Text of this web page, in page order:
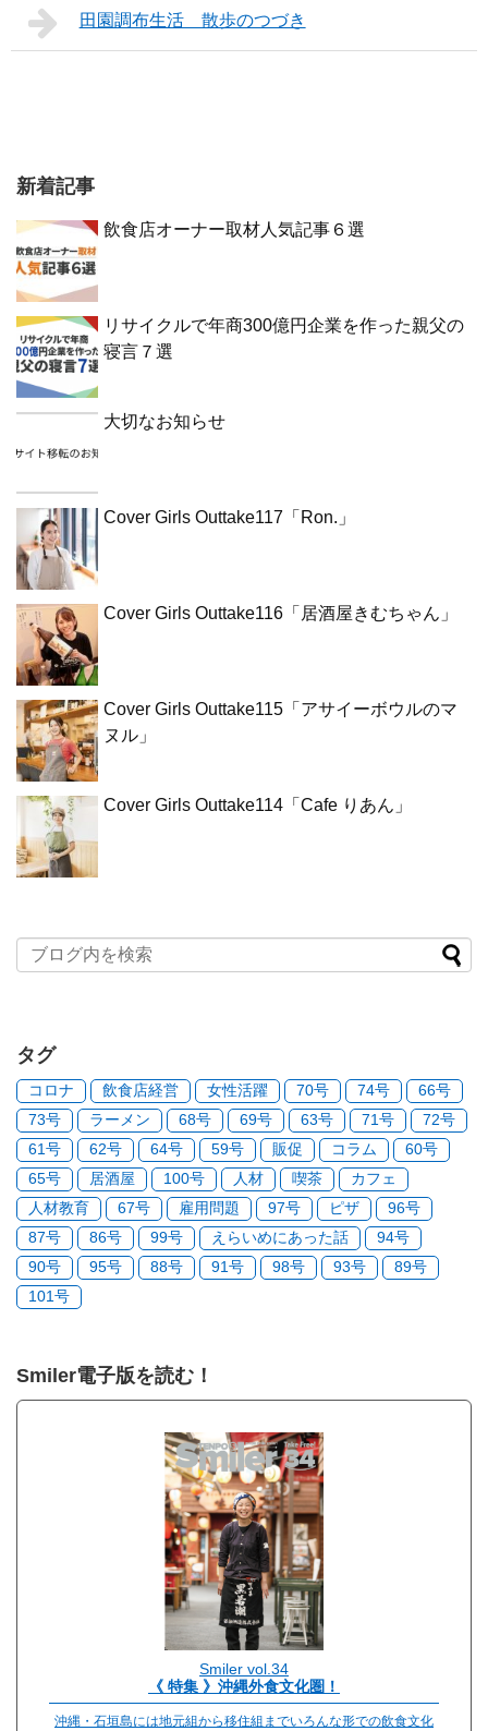
田園調布生活 散歩のつづき
新着記事
飲食店オーナー取材人気記事６選
リサイクルで年商300億円企業を作った親父の
寝言７選
大切なお知らせ
Cover Girls Outtake117「Ron.」
Cover Girls Outtake116「居酒屋きむちゃん」
Cover Girls Outtake115「アサイーボウルのマ
ヌル」
Cover Girls Outtake114「Cafe りあん」
タグ
コロナ 飲食店経営 女性活躍 70号 74号
66号
73号
ラーメン 68号 69号 63号 71号
72号
61号
62号 64号 59号 販促 コラム
60号
65号
居酒屋 100号 人材 喫茶
カフェ
人材教育
67号 雇用問題 97号 ピザ
96号
87号
86号 99号 えらいめにあった話
94号
90号
95号 88号 91号 98号 93号
89号
101号
Smiler電子版を読む！
Smiler vol.34
《 特集 》沖縄外食文化圏！
沖縄・石垣島には地元組から移住組までいろんな形での飲食文化